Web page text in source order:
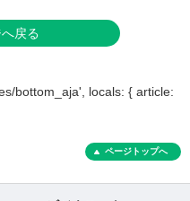
戻る
bottom_aja', locals: { article:
ページトップへ